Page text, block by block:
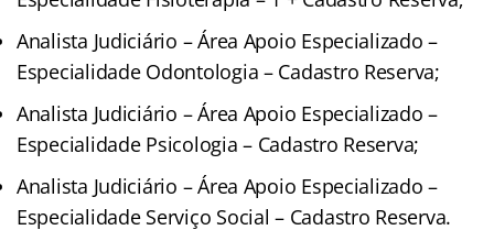
Analista Judiciário – Área Apoio Especializado –
Especialidade Odontologia – Cadastro Reserva;
Analista Judiciário – Área Apoio Especializado –
Especialidade Psicologia – Cadastro Reserva;
Analista Judiciário – Área Apoio Especializado –
Especialidade Serviço Social – Cadastro Reserva.